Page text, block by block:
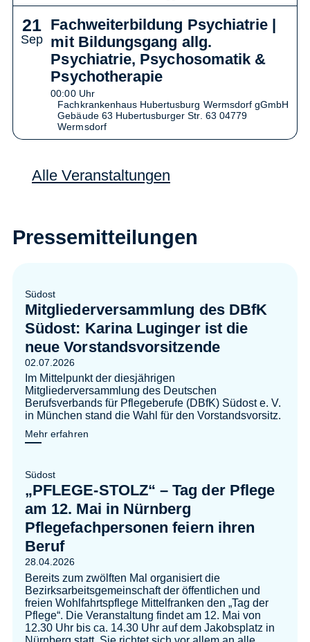
21
Sep
Fachweiterbildung Psychiatrie |
mit Bildungsgang allg.
Psychiatrie, Psychosomatik &
Psychotherapie
00:00 Uhr
Fachkrankenhaus Hubertusburg Wermsdorf gGmbH
Gebäude 63 Hubertusburger Str. 63 04779
Wermsdorf
Alle Veranstaltungen
Pressemitteilungen
Südost
Mitgliederversammlung des DBfK
Südost: Karina Luginger ist die
neue Vorstandsvorsitzende
02.07.2026
Im Mittelpunkt der diesjährigen
Mitgliederversammlung des Deutschen
Berufsverbands für Pflegeberufe (DBfK) Südost e. V.
in München stand die Wahl für den Vorstandsvorsitz.
Mehr erfahren
Südost
„PFLEGE-STOLZ“ – Tag der Pflege
am 12. Mai in Nürnberg
Pflegefachpersonen feiern ihren
Beruf
28.04.2026
Bereits zum zwölften Mal organisiert die
Bezirksarbeitsgemeinschaft der öffentlichen und
freien Wohlfahrtspflege Mittelfranken den „Tag der
Pflege“. Die Veranstaltung findet am 12. Mai von
12.30 Uhr bis ca. 14.30 Uhr auf dem Jakobsplatz in